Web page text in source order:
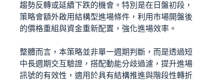
趨勢反轉或延續下跌的機會。特別是在日盤初段，
策略會額外啟用結構型進場條件，利用市場開盤後
的價格重組與資金重新配置，強化進場效率。
整體而言，本策略並非單一週期判斷，而是透過短
中長週期交互驗證，搭配動能分歧過濾，提升進場
訊號的有效性，適用於具有結構推進與階段性轉折